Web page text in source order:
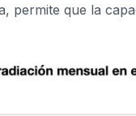
permite que la